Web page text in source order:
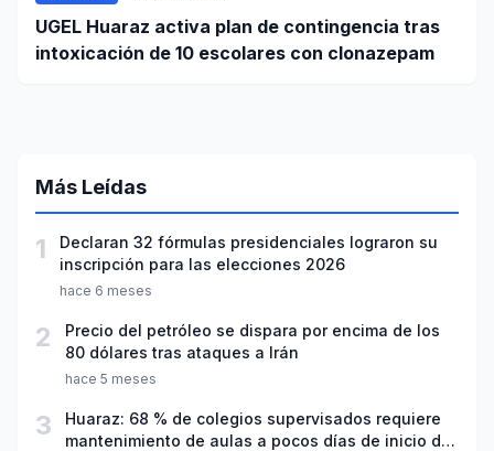
UGEL Huaraz activa plan de contingencia tras
intoxicación de 10 escolares con clonazepam
Más Leídas
1
Declaran 32 fórmulas presidenciales lograron su
inscripción para las elecciones 2026
hace 6 meses
2
Precio del petróleo se dispara por encima de los
80 dólares tras ataques a Irán
hace 5 meses
3
Huaraz: 68 % de colegios supervisados requiere
mantenimiento de aulas a pocos días de inicio del